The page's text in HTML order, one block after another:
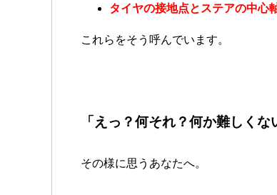
タイヤの接地点とステアの中心
これらをそう呼んでいます。
「えっ？何それ？何か難しくな
その様に思うあなたへ。